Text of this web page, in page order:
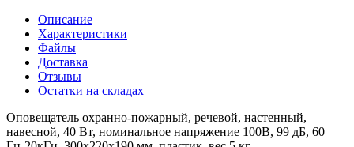
Описание
Характеристики
Файлы
Доставка
Отзывы
Остатки на складах
Оповещатель охранно-пожарный, речевой, настенный,
навесной, 40 Вт, номинальное напряжение 100В, 99 дБ, 60